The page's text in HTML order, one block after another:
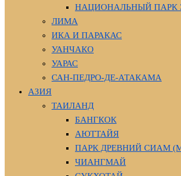
НАЦИОНАЛЬНЫЙ ПАРК
ЛИМА
ИКА И ПАРАКАС
УАНЧАКО
УАРАС
САН-ПЕДРО-ДЕ-АТАКАМА
АЗИЯ
ТАИЛАНД
БАНГКОК
АЮТТАЙЯ
ПАРК ДРЕВНИЙ СИАМ
ЧИАНГМАЙ